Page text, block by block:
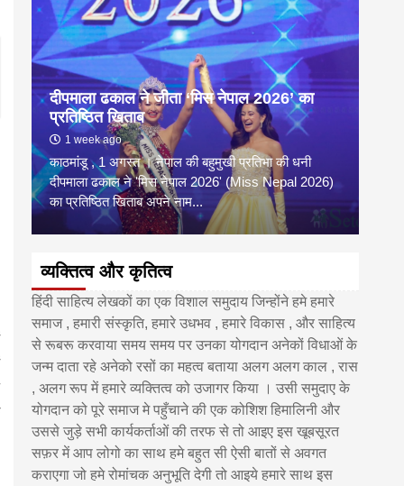
दीपमाला ढकाल ने जीता ‘मिस नेपाल 2026’ का
प्रतिष्ठित खिताब
1 week ago
काठमांडू , 1 अगस्त । नेपाल की बहुमुखी प्रतिभा की धनी
दीपमाला ढकाल ने 'मिस नेपाल 2026' (Miss Nepal 2026)
का प्रतिष्ठित खिताब अपने नाम...
व्यक्तित्व और कृतित्व
हिंदी साहित्य लेखकों का एक विशाल समुदाय जिन्होंने हमे हमारे
समाज , हमारी संस्कृति, हमारे उधभव , हमारे विकास , और साहित्य
से रूबरू करवाया समय समय पर उनका योगदान अनेकों विधाओं के
जन्म दाता रहे अनेको रसों का महत्व बताया अलग अलग काल , रास
, अलग रूप में हमारे व्यक्तित्व को उजागर किया । उसी समुदाए के
योगदान को पूरे समाज मे पहुँचाने की एक कोशिश हिमालिनी और
उससे जुड़े सभी कार्यकर्ताओं की तरफ से तो आइए इस खूबसूरत
सफ़र में आप लोगो का साथ हमे बहुत सी ऐसी बातों से अवगत
कराएगा जो हमे रोमांचक अनुभूति देगी तो आइये हमारे साथ इस